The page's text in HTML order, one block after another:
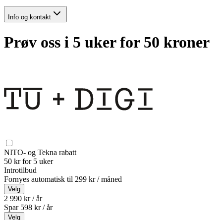
Info og kontakt
Prøv oss i 5 uker for 50 kroner
NITO- og Tekna rabatt
50 kr for 5 uker
Introtilbud
Fornyes automatisk til 299 kr / måned
Velg
2 990 kr / år
Spar 598 kr /år
Velg